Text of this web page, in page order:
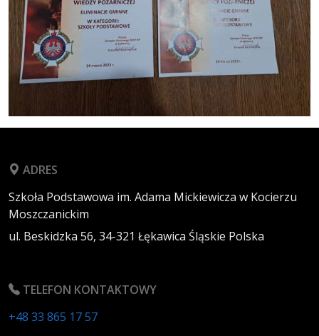
ADRES
Szkoła Podstawowa im. Adama Mickiewicza w Kocierzu
Moszczanickim
ul. Beskidzka 56, 34-321 Łękawica Śląskie Polska
TELEFON KONTAKTOWY
+48 33 865 17 57